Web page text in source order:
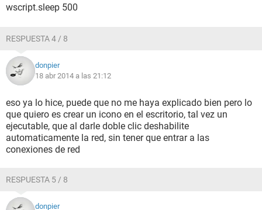
wscript.sleep 500
RESPUESTA 4 / 8
donpier
18 abr 2014 a las 21:12
eso ya lo hice, puede que no me haya explicado bien pero lo
que quiero es crear un icono en el escritorio, tal vez un
ejecutable, que al darle doble clic deshabilite
automaticamente la red, sin tener que entrar a las
conexiones de red
RESPUESTA 5 / 8
donpier